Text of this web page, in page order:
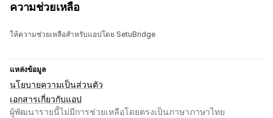
ความช่วยเหลือ
ให้ความช่วยเหลือสำหรับแอปโดย SetuBridge
แหล่งข้อมูล
นโยบายความเป็นส่วนตัว
เอกสารเกี่ยวกับแอป
ผู้พัฒนารายนี้ไม่มีการช่วยเหลือโดยตรงเป็นภาษาภาษาไทย